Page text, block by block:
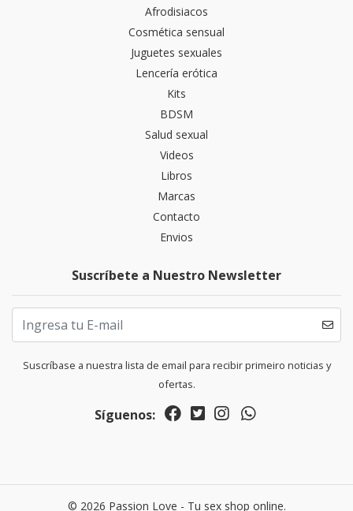
Afrodisiacos
Cosmética sensual
Juguetes sexuales
Lencería erótica
Kits
BDSM
Salud sexual
Videos
Libros
Marcas
Contacto
Envios
Suscríbete a Nuestro Newsletter
Suscríbase a nuestra lista de email para recibir primeiro noticias y
ofertas.
Síguenos:
© 2026 Passion Love - Tu sex shop online.